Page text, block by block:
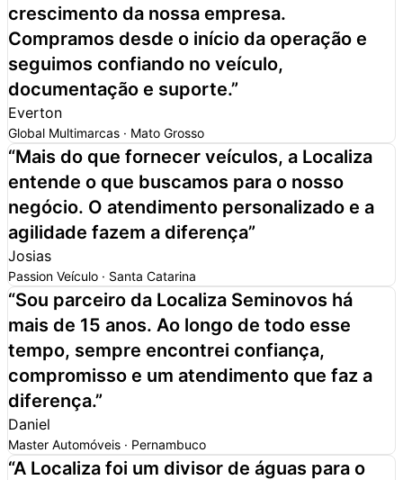
crescimento da nossa empresa.
Compramos desde o início da operação e
seguimos confiando no veículo,
documentação e suporte.”
Everton
Global Multimarcas · Mato Grosso
“Mais do que fornecer veículos, a Localiza
entende o que buscamos para o nosso
negócio. O atendimento personalizado e a
agilidade fazem a diferença”
Josias
Passion Veículo · Santa Catarina
“Sou parceiro da Localiza Seminovos há
mais de 15 anos. Ao longo de todo esse
tempo, sempre encontrei confiança,
compromisso e um atendimento que faz a
diferença.”
Daniel
Master Automóveis · Pernambuco
“A Localiza foi um divisor de águas para o